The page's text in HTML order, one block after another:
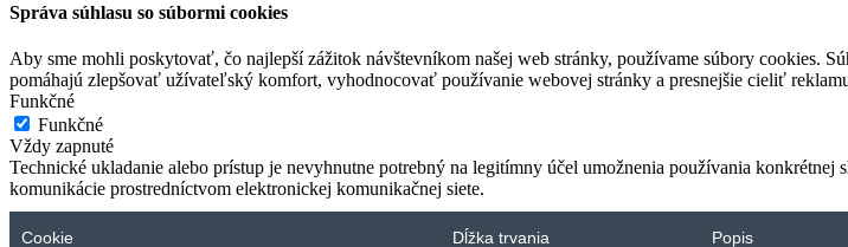
Správa súhlasu so súbormi cookies
Aby sme mohli poskytovať, čo najlepší zážitok návštevníkom našej web stránky, používame súbory cookies.
pomáhajú zlepšovať užívateľský komfort, vyhodnocovať používanie webovej stránky a presnejšie cieliť
Funkčné
Funkčné
Vždy zapnuté
Technické ukladanie alebo prístup je nevyhnutne potrebný na legitímny účel umožnenia používania
komunikácie prostredníctvom elektronickej komunikačnej siete.
Cookie Dĺžka trvania Popis